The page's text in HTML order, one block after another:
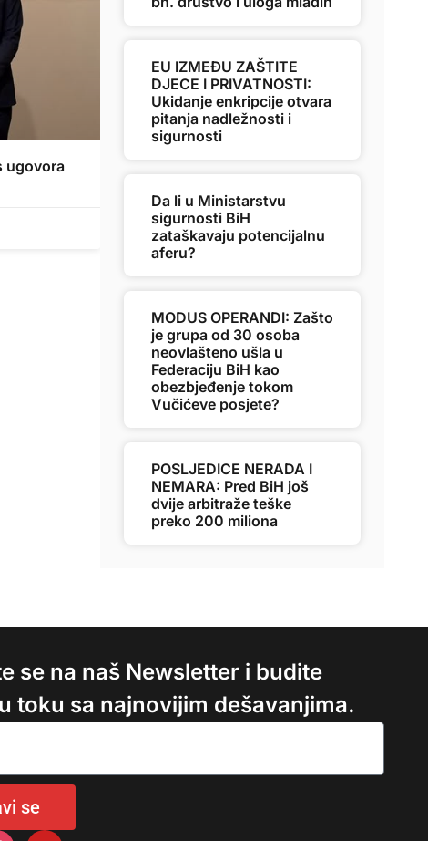
ugovora
EU IZMEĐU ZAŠTITE
DJECE I PRIVATNOSTI:
Ukidanje enkripcije otvara
pitanja nadležnosti i
sigurnosti
Da li u Ministarstvu
sigurnosti BiH
zataškavaju potencijalnu
aferu?
MODUS OPERANDI: Zašto
je grupa od 30 osoba
neovlašteno ušla u
Federaciju BiH kao
obezbjeđenje tokom
Vučićeve posjete?
POSLJEDICE NERADA I
NEMARA: Pred BiH još
dvije arbitraže teške
preko 200 miliona
se na naš Newsletter i budite
toku sa najnovijim dešavanjima.
se